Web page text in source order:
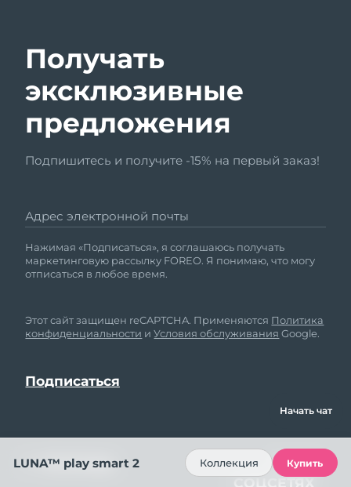
Получать
эксклюзивные
предложения
Подпишитесь и получите -15% на первый заказ!
Адрес электронной почты
Нажимая «Подписаться», я соглашаюсь получать
маркетинговую рассылку FOREO. Я понимаю, что могу
отписаться в любое время.
Этот сайт защищен reCAPTCHA. Применяются Политика
конфиденциальности иУсловия обслуживания Google.
ПОМОЩЬ
МЫ В
СОЦСЕТЯХ
Начать чат
LUNA™ play smart 2 Коллекция Купить